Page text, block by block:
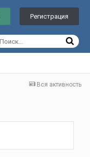
Регистрация
Вся активность